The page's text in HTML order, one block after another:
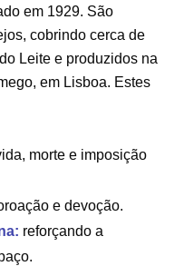
em 1929. São
cobrindo cerca de
Leite e produzidos na
em Lisboa. Estes
morte e imposição
e devoção.
reforçando a